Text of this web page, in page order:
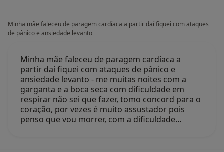
Minha mãe faleceu de paragem cardíaca a partir daí fiquei com ataques
de pânico e ansiedade levanto
Minha mãe faleceu de paragem cardíaca a
partir daí fiquei com ataques de pânico e
ansiedade levanto - me muitas noites com a
garganta e a boca seca com dificuldade em
respirar não sei que fazer, tomo concord para o
coração, por vezes é muito assustador pois
penso que vou morrer, com a dificuldade…